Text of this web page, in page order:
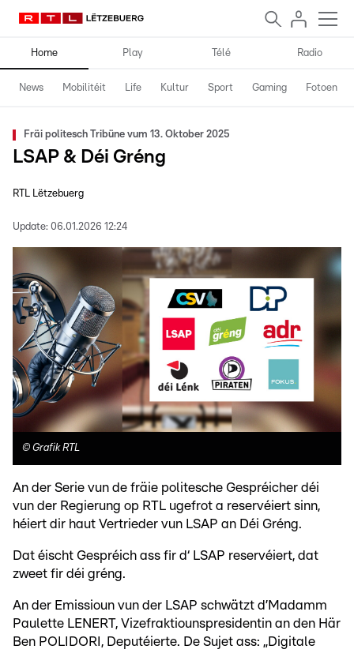
Home Play Télé Radio
News Mobilitéit Life Kultur Sport Gaming Fotoen
Fräi politesch Tribüne vum 13. Oktober 2025
LSAP & Déi Gréng
RTL Lëtzebuerg
Update: 06.01.2026 12:24
© Grafik RTL
An der Serie vun de fräie politesche Gespréicher déi
vun der Regierung op RTL ugefrot a reservéiert sinn,
héiert dir haut Vertrieder vun LSAP an Déi Gréng.
Dat éischt Gespréich ass fir d‘ LSAP reservéiert, dat
zweet fir déi gréng.
An der Emissioun vun der LSAP schwätzt d’Madamm
Paulette LENERT, Vizefraktiounspresidentin an den Här
Ben POLIDORI, Deputéierte. De Sujet ass: „Digitale